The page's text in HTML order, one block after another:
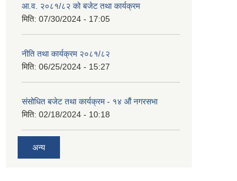
आ.व. २०८१/८२ को बजेट तथा कार्यक्रम
मिति: 07/30/2024 - 17:05
नीति तथा कार्यक्रम २०८१/८२
मिति: 06/25/2024 - 15:27
संसोधित बजेट तथा कार्यक्रम - १४ औं नगरसभा
मिति: 02/18/2024 - 10:18
अन्य